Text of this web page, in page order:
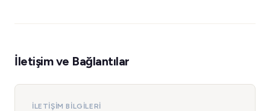
İletişim ve Bağlantılar
İLETIŞIM BILGILERI